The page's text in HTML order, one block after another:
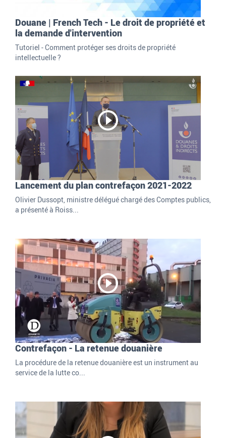
Douane | French Tech - Le droit de propriété et
la demande d'intervention
Tutoriel - Comment protéger ses droits de propriété
intellectuelle ?
Lancement du plan contrefaçon 2021-2022
Olivier Dussopt, ministre délégué chargé des Comptes publics,
a présenté à Roiss...
Contrefaçon - La retenue douanière
La procédure de la retenue douanière est un instrument au
service de la lutte co...